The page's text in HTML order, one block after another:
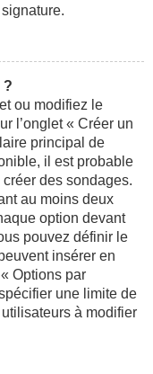
?
ou modifiez le
l’onglet « Créer un
principal de
il est probable
des sondages.
au moins deux
option devant
pouvez définir le
insérer en
Options par
une limite de
à modifier